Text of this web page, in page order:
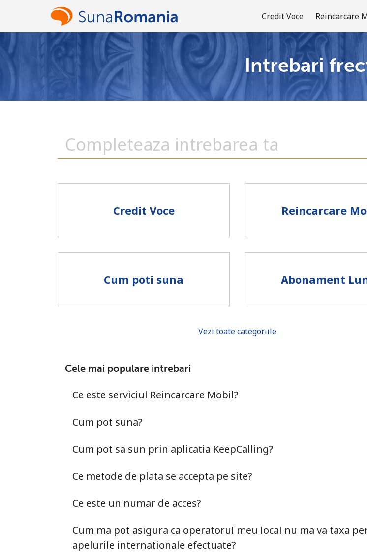
Credit Voce Reincarcare
Bine-ai
sau
Ramai conectat cu noi pentru a
Intrebari
Credit Voce Reincarcare
Cum poti suna Abonament
Vezi toate categoriile
Cele mai populare intrebari
Ce este serviciul Reincarcare Mobil?
Cum pot suna?
Cum pot sa sun prin aplicatia KeepCalling?
Ce metode de plata se accepta pe site?
Ce este un numar de acces?
Cum ma pot asigura ca operatorul meu local nu ma va taxa
apelurile internationale efectuate?